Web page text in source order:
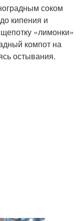
соком
кипения и
«лимонки»
компот на
остывания.